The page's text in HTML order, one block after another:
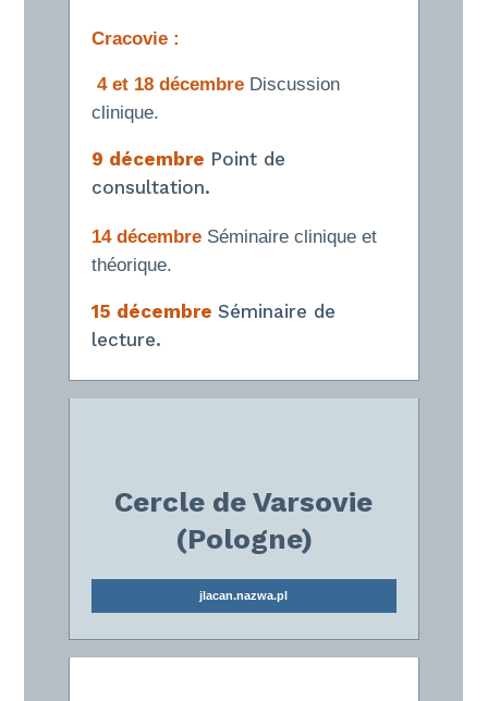
Cracovie :
4 et 18 décembre Discussion
clinique.
9 décembre Point de
consultation.
14 décembre Séminaire clinique et
théorique.
15 décembre Séminaire de
lecture.
Cercle de Varsovie
(Pologne)
jlacan.nazwa.pl